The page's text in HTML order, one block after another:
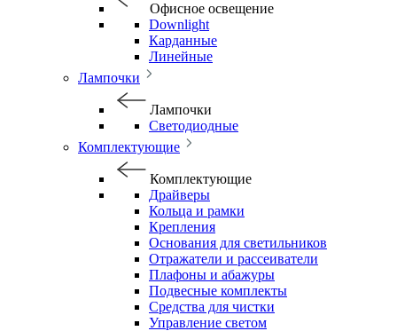
Офисное освещение
Downlight
Карданные
Линейные
Лампочки
Лампочки
Светодиодные
Комплектующие
Комплектующие
Драйверы
Кольца и рамки
Крепления
Основания для светильников
Отражатели и рассеиватели
Плафоны и абажуры
Подвесные комплекты
Средства для чистки
Управление светом